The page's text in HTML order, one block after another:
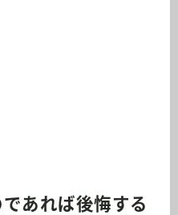
あれば後悔する